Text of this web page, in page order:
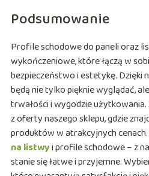
Podsumowanie
Profile schodowe do paneli oraz
wykończeniowe, które łączą w
bezpieczeństwo i estetykę. Dzięki
będą nie tylko pięknie wyglądać,
trwałości i wygodzie
z oferty naszego sklepu, gdzie
produktów w atrakcyjnych cenach.
na listwyi profile schodowe – z
stanie się łatwe i przyjemne.